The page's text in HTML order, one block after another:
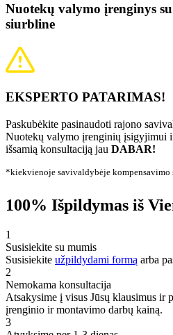
Nuotekų valymo įrenginys
siurbline
EKSPERTO PATARIMAS!
Paskubėkite pasinaudoti rajono
Nuotekų valymo įrenginių įsigyjimui
išsamią konsultaciją jau DABAR!
*kiekvienoje savivaldybėje kompensavimo
100% Išpildymas iš
1
Susisiekite su mumis
Susisiekite užpildydami formą arba
2
Nemokama konsultacija
Atsakysime į visus Jūsų klausimus ir
įrenginio ir montavimo darbų kainą.
3